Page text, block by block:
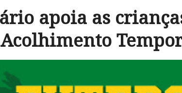
apoia as
Acolhimento